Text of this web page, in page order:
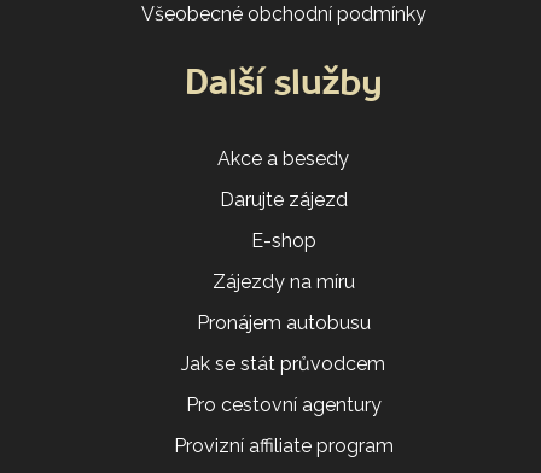
Všeobecné obchodní podmínky
Další služby
Akce a besedy
Darujte zájezd
E-shop
Zájezdy na míru
Pronájem autobusu
Jak se stát průvodcem
Pro cestovní agentury
Provizní affiliate program